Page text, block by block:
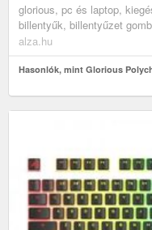
glorious, pc és laptop,
billentyűk, billentyűzet
alza.hu
Hasonlók, mint Glorious